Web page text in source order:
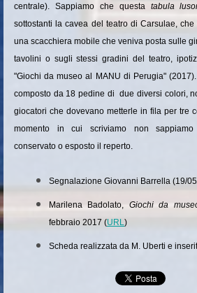
centrale). Sappiamo che questatabula
sottostanti la cavea del teatro di Carsulae,
una scacchiera mobile che veniva posta sulle
tavolini o sugli stessi gradini del teatro,
"Giochi da museo al MANU di Perugia"
composto da 18 pedine di due diversi colori,
giocatori che dovevano metterle in fila per tre
momento in cui scriviamo non
conservato o esposto il reperto.
Segnalazione Giovanni Barrella (19/
Marilena Badolato, Giochi da
febbraio 2017 (URL)
Scheda realizzata da M. Uberti e